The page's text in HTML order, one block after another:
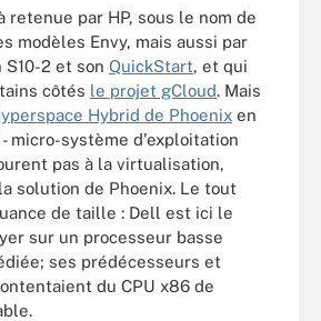
retenue par HP, sous le nom de
modèles Envy, mais aussi par
S10-2 et son QuickStart, et qui
côtés le projet gCloud. Mais
Hybrid de Phoenix en
- micro-système d'exploitation
pas à la virtualisation,
solution de Phoenix. Le tout
de taille : Dell est ici le
sur un processeur basse
ses prédécesseurs et
du CPU x86 de